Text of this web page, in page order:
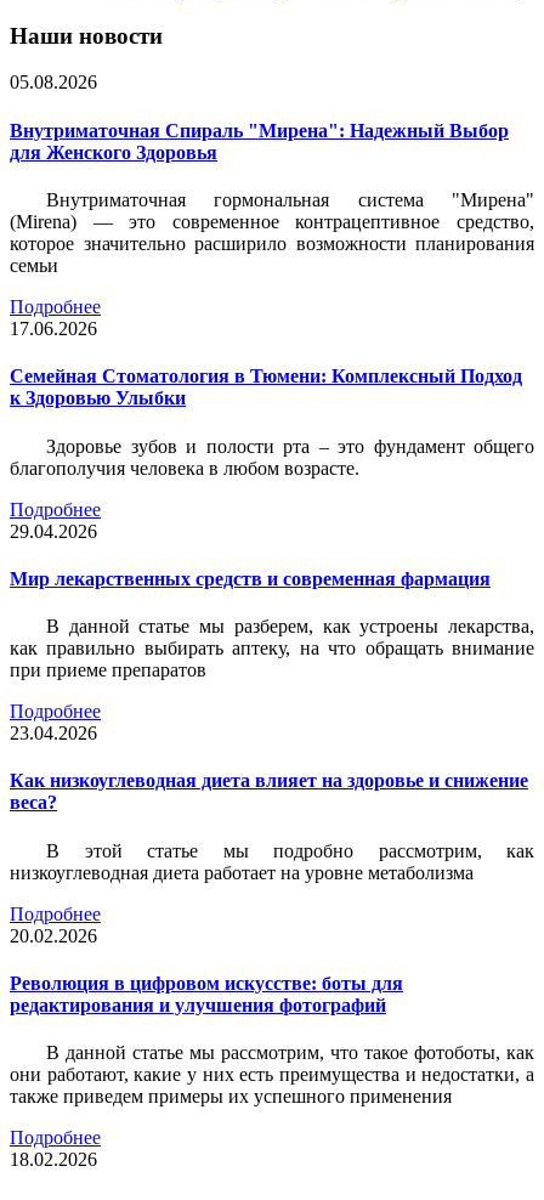
Наши новости
05.08.2026
Внутриматочная Спираль "Мирена": Надежный Выбор
для Женского Здоровья
Внутриматочная гормональная система "Мирена"
(Mirena) — это современное контрацептивное средство,
которое значительно расширило возможности планирования
семьи
Подробнее
17.06.2026
Семейная Стоматология в Тюмени: Комплексный Подход
к Здоровью Улыбки
Здоровье зубов и полости рта – это фундамент общего
благополучия человека в любом возрасте.
Подробнее
29.04.2026
Мир лекарственных средств и современная фармация
В данной статье мы разберем, как устроены лекарства,
как правильно выбирать аптеку, на что обращать внимание
при приеме препаратов
Подробнее
23.04.2026
Как низкоуглеводная диета влияет на здоровье и снижение
веса?
В этой статье мы подробно рассмотрим, как
низкоуглеводная диета работает на уровне метаболизма
Подробнее
20.02.2026
Революция в цифровом искусстве: боты для
редактирования и улучшения фотографий
В данной статье мы рассмотрим, что такое фотоботы, как
они работают, какие у них есть преимущества и недостатки, а
также приведем примеры их успешного применения
Подробнее
18.02.2026